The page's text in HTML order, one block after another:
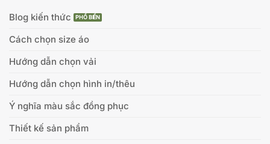
Blog kiến thức
Cách chọn size áo
Hướng dẫn chọn vải
Hướng dẫn chọn hình in/thêu
Ý nghĩa màu sắc đồng phục
Thiết kế sản phẩm